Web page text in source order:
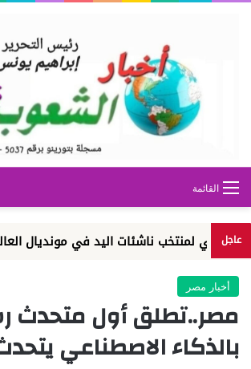
القائمة
عاجل ناشئات اليد في مونديال العالم
أخبار مصر
مصر..تطلق أول متحدث
بالذكاء الاصطناعي يتحدث